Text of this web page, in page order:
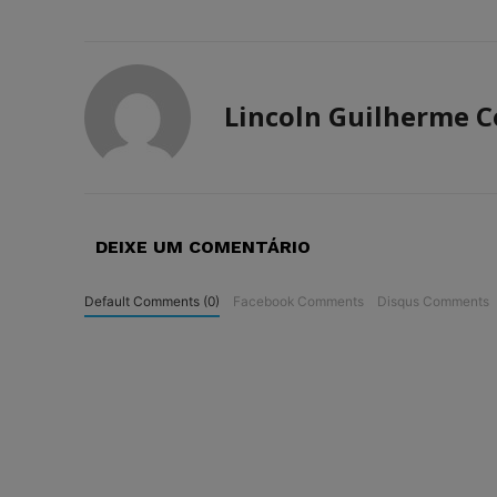
Lincoln Guilherme
DEIXE UM COMENTÁRIO
Default Comments (0) Facebook Comments Disqus Comments